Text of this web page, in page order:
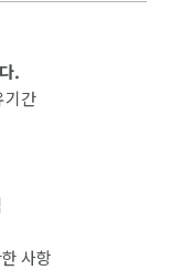
.
기간
사항